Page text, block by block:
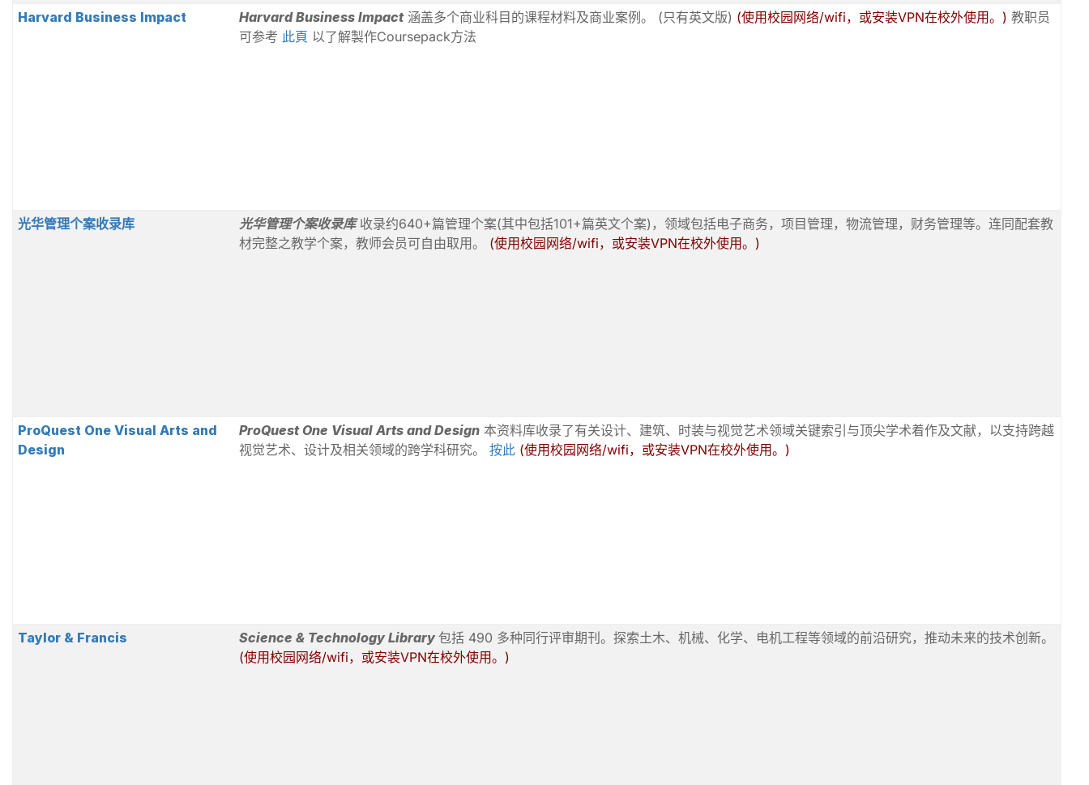
Harvard Business Impact Harvard Business Impact涵盖多个商业科目的课程材料及商业案例。 (只有英文版) (使用校园网络/wifi，或安装VPN在校外使用。) 教职员
可参考 此頁 以了解製作Coursepack方法
光华管理个案收录库 光华管理个案收录库收录约640+篇管理个案(其中包括101+篇英文个案)，领域包括电子商务，项目管理，物流管理，财务管理等。连同配套教
材完整之教学个案，教师会员可自由取用。 (使用校园网络/wifi，或安装VPN在校外使用。)
ProQuest One Visual Arts and
Design
ProQuest One Visual Arts and Design 本资料库收录了有关设计、建筑、时装与视觉艺术领域关键索引与顶尖学术着作及文献，以支持跨越
视觉艺术、设计及相关领域的跨学科研究。 按此 (使用校园网络/wifi，或安装VPN在校外使用。)
Taylor & Francis Science & Technology Library包括 490 多种同行评审期刊。探索土木、机械、化学、电机工程等领域的前沿研究，推动未来的技术创新。
(使用校园网络/wifi，或安装VPN在校外使用。)